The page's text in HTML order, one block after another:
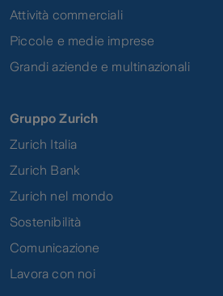
Attività commerciali
Piccole e medie imprese
Grandi aziende e multinazionali
Gruppo Zurich
Zurich Italia
Zurich Bank
Zurich nel mondo
Sostenibilità
Comunicazione
Lavora con noi